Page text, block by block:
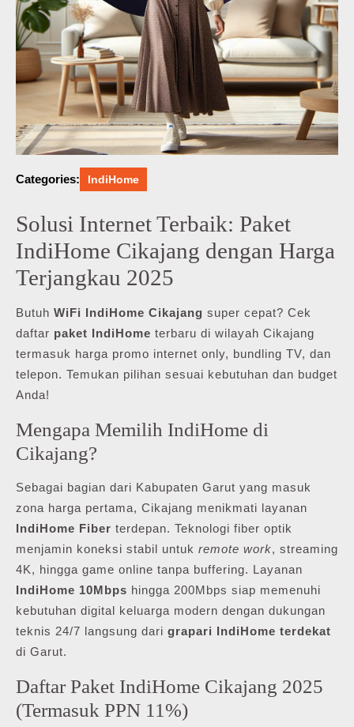
Categories: IndiHome
Solusi Internet Terbaik: Paket
IndiHome Cikajang dengan Harga
Terjangkau 2025
Butuh WiFi IndiHome Cikajang super cepat? Cek
daftar paket IndiHome terbaru di wilayah Cikajang
termasuk harga promo internet only, bundling TV, dan
telepon. Temukan pilihan sesuai kebutuhan dan budget
Anda!
Mengapa Memilih IndiHome di
Cikajang?
Sebagai bagian dari Kabupaten Garut yang masuk
zona harga pertama, Cikajang menikmati layanan
IndiHome Fiber terdepan. Teknologi fiber optik
menjamin koneksi stabil untuk remote work, streaming
4K, hingga game online tanpa buffering. Layanan
IndiHome 10Mbps hingga 200Mbps siap memenuhi
kebutuhan digital keluarga modern dengan dukungan
teknis 24/7 langsung dari grapari IndiHome terdekat
di Garut.
Daftar Paket IndiHome Cikajang 2025
(Termasuk PPN 11%)